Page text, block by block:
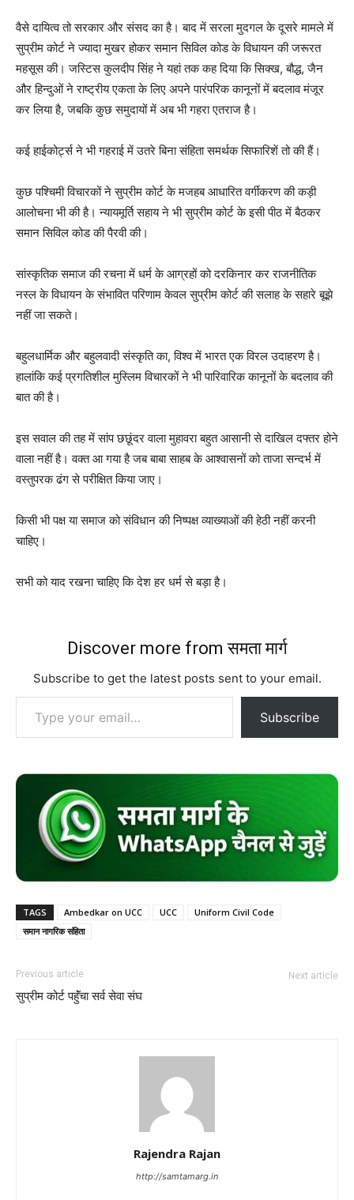
वैसे दायित्व तो सरकार और संसद का है। बाद में सरला मुदगल के दूसरे मामले में
सुप्रीम कोर्ट ने ज्यादा मुखर होकर समान सिविल कोड के विधायन की जरूरत
महसूस की। जस्टिस कुलदीप सिंह ने यहां तक कह दिया कि सिक्ख, बौद्ध, जैन
और हिन्दुओं ने राष्ट्रीय एकता के लिए अपने पारंपरिक कानूनों में बदलाव मंजूर
कर लिया है, जबकि कुछ समुदायों में अब भी गहरा एतराज है।
कई हाईकोर्ट्स ने भी गहराई में उतरे बिना संहिता समर्थक सिफारिशें तो की हैं।
कुछ पश्चिमी विचारकों ने सुप्रीम कोर्ट के मजहब आधारित वर्गीकरण की कड़ी
आलोचना भी की है। न्यायमूर्ति सहाय ने भी सुप्रीम कोर्ट के इसी पीठ में बैठकर
समान सिविल कोड की पैरवी की।
सांस्कृतिक समाज की रचना में धर्म के आग्रहों को दरकिनार कर राजनीतिक
नस्ल के विधायन के संभावित परिणाम केवल सुप्रीम कोर्ट की सलाह के सहारे बूझे
नहीं जा सकते।
बहुलधार्मिक और बहुलवादी संस्कृति का, विश्व में भारत एक विरल उदाहरण है।
हालांकि कई प्रगतिशील मुस्लिम विचारकों ने भी पारिवारिक कानूनों के बदलाव की
बात की है।
इस सवाल की तह में सांप छछूंदर वाला मुहावरा बहुत आसानी से दाखिल दफ्तर होने
वाला नहीं है। वक्त आ गया है जब बाबा साहब के आश्वासनों को ताजा सन्दर्भ में
वस्तुपरक ढंग से परीक्षित किया जाए।
किसी भी पक्ष या समाज को संविधान की निष्पक्ष व्याख्याओं की हेठी नहीं करनी
चाहिए।
सभी को याद रखना चाहिए कि देश हर धर्म से बड़ा है।
Discover more from समता मार्ग
Subscribe to get the latest posts sent to your email.
Type your email…
Subscribe
TAGS Ambedkar on UCC UCC
Uniform Civil Code
समान नागरिक संहिता
Previous article
सुप्रीम कोर्ट पहुॅंचा सर्व सेवा संघ
Next article
Rajendra Rajan
http://samtamarg.in